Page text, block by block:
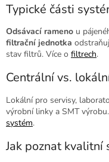
Typické části
Odsávací rameno u
filtrační jednotka
stav filtrů. Více o filtrech.
Centrální vs.
Lokální pro servisy,
výrobní linky a SMT
systém.
Jak poznat kvalitní